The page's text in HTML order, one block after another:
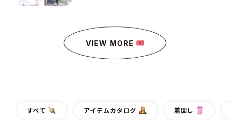
VIEW MORE
すべて アイテムカタログ 着回し